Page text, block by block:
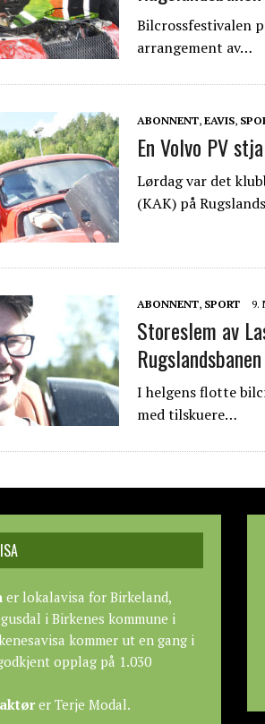
Bilcrossfestivalen
arrangement av…
ABONNENT, EAVIS,
En Volvo PV
Lørdag var det
(KAK) på
ABONNENT, SPORT 9.
Storeslem av
Rugslandsbanen
I helgens flotte
med tilskuere…
er lokalavisa for Birkeland,
i Birkenes kommune i
kommer ut en gang i
opplag på 1.030
er Terje Modal.